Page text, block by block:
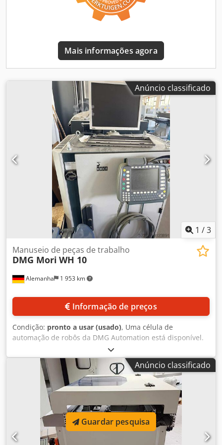
Mais informações agora
Anúncio classificado
1 /3
Alemanha 1 953 km
Manuseio de peças de trabalho
DMG Mori WH 10
Informação de preços
Condição: pronto a usar (usado), Uma célula de
automação de robôs da DMG Automation está disponível.
Dimensões internas X/Y: aprox. 700 mm/1050 mm, máx.
peso da peça de trabalho: 10 kg, máx. dimensões da peça
de trabalho X/Y: 150 mm/120 mm, precisão de
posicionamento: +/- 0,1 mm, eixos do robô: 6, controlador
do robô: Kuka KR C 2. Documentação disponível. É possível
fazer uma inspeção no local. Dsdpfx Adewixzxskeck
Anúncio classificado
Guardar pesquisa